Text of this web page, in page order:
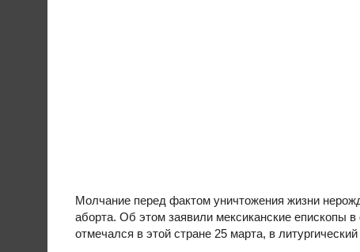
Молчание перед фактом уничтожения жизни
аборта. Об этом заявили мексиканские епископы
отмечался в этой стране 25 марта, в